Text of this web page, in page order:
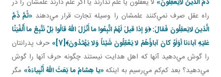
ذَمَّ الَّذينَ لايَعقِلُونَ» لا يعقلون يا علم ندارند يا اگر علم دارند علمشان را در
راه عقل صرف نمي‌کنند علمشان را وسيله تجارت قرار مي‌دهند «ثُمَّ ذَمَّ
الَّذينَ لايَعقِلُونَ فَقالَ: ﴿وَ إذا قيلَ لَهُمُ اتَّبِعُوا ما أَنْزَلَ اللّهُ قالُوا بَلْ نَتَّبِعُ ما أَلْفْيَنْا
عَليَهِ آباءَنا أوَلَوْ كانَ آباؤُهُمْ لا يَعْقِلُونَ شَيْئاً وَلا يَهْتَدُونَ﴾[7]
» حرف پدرانتان
را گوش مي‌دهيد آنها که اهل هدايت نيستند چگونه حرف آنها را گوش
مي‌دهيد؟ بعد کم‌کم مي‌رسيم به اينکه«يا هِشامُ ما بَعَثَ اللّهُ أَنْبِياءَهُ» مگر